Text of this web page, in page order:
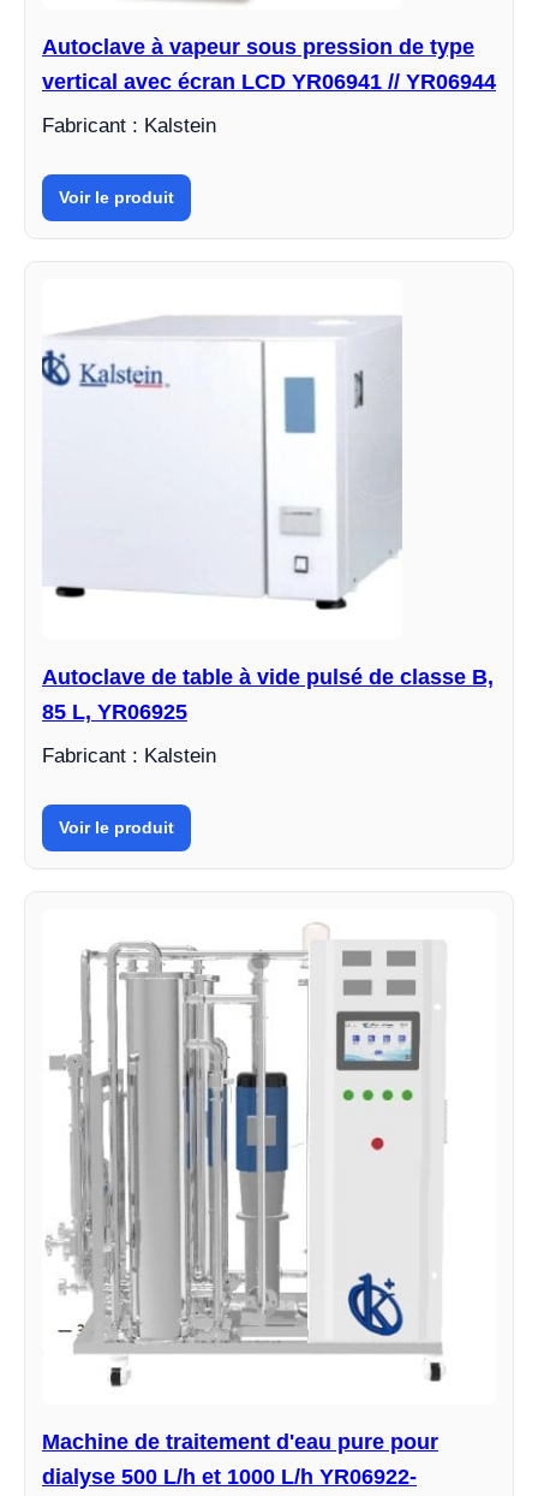
Autoclave à vapeur sous pression de type
vertical avec écran LCD YR06941 // YR06944
Fabricant : Kalstein
Voir le produit
Autoclave de table à vide pulsé de classe B,
85 L, YR06925
Fabricant : Kalstein
Voir le produit
Machine de traitement d'eau pure pour
dialyse 500 L/h et 1000 L/h YR06922-